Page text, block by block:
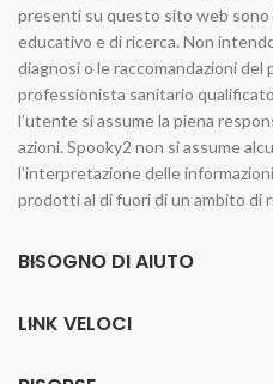
presenti su questo sito web
educativo e di ricerca. Non
diagnosi o le raccomandazioni del
professionista sanitario
l’utente si assume la piena
azioni. Spooky2 non si assume
l’interpretazione delle
prodotti al di fuori di un ambito di
BISOGNO DI AIUTO
LINK VELOCI